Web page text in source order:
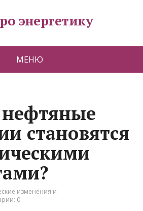
энергетику
МЕНЮ
становятся
изменения и
0